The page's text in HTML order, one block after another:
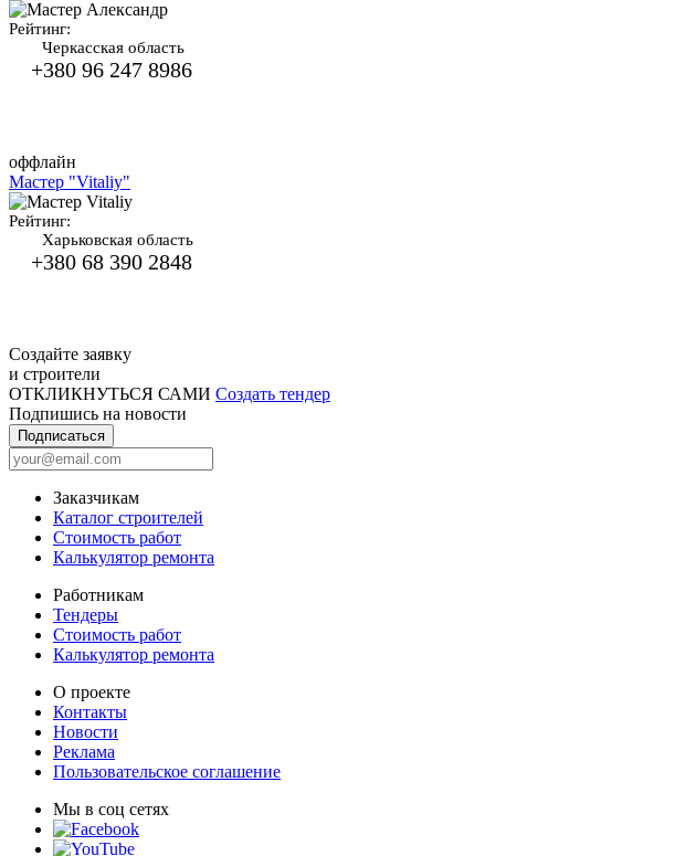
Рейтинг:
Черкасская область
+380 96 247 8986
оффлайн
Мастер "Vitaliy"
Рейтинг:
Харьковская область
+380 68 390 2848
Создайте заявку
и строители
ОТКЛИКНУТЬСЯ САМИ Создать тендер
Подпишись на новости
Подписаться
Заказчикам
Каталог строителей
Стоимость работ
Калькулятор ремонта
Работникам
Тендеры
Стоимость работ
Калькулятор ремонта
О проекте
Контакты
Новости
Реклама
Пользовательское соглашение
Мы в соц сетях